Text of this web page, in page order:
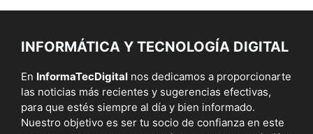
INFORMÁTICA Y TECNOLOGÍA DIGITAL
En InformaTecDigital nos dedicamos a proporcionarte
las noticias más recientes y sugerencias efectivas,
para que estés siempre al día y bien informado.
Nuestro objetivo es ser tu socio de confianza en este